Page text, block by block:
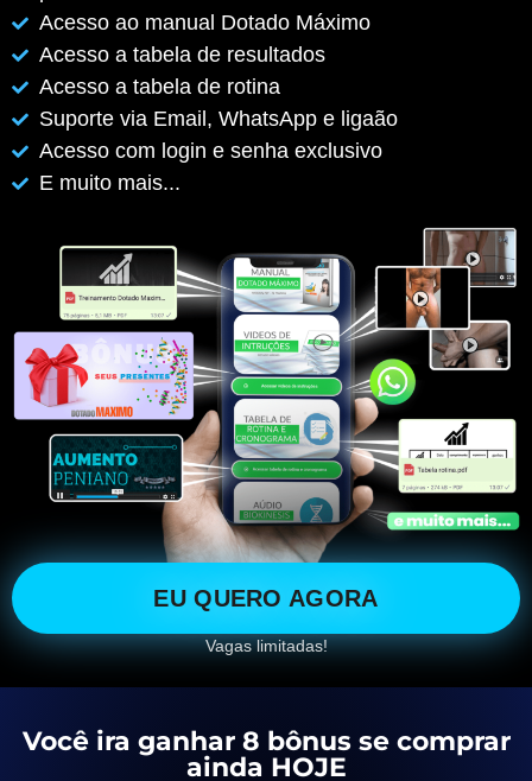
Acesso ao manual Dotado Máximo
Acesso a tabela de resultados
Acesso a tabela de rotina
Suporte via Email, WhatsApp e ligaão
Acesso com login e senha exclusivo
E muito mais...
EU QUERO AGORA
Vagas limitadas!
Você ira ganhar 8 bônus se comprar
ainda HOJE